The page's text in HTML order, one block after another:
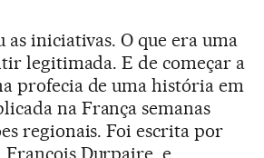
as iniciativas. O que era uma
legitimada. E de começar a
profecia de uma história em
na França semanas
regionais. Foi escrita por
Durpaire, e